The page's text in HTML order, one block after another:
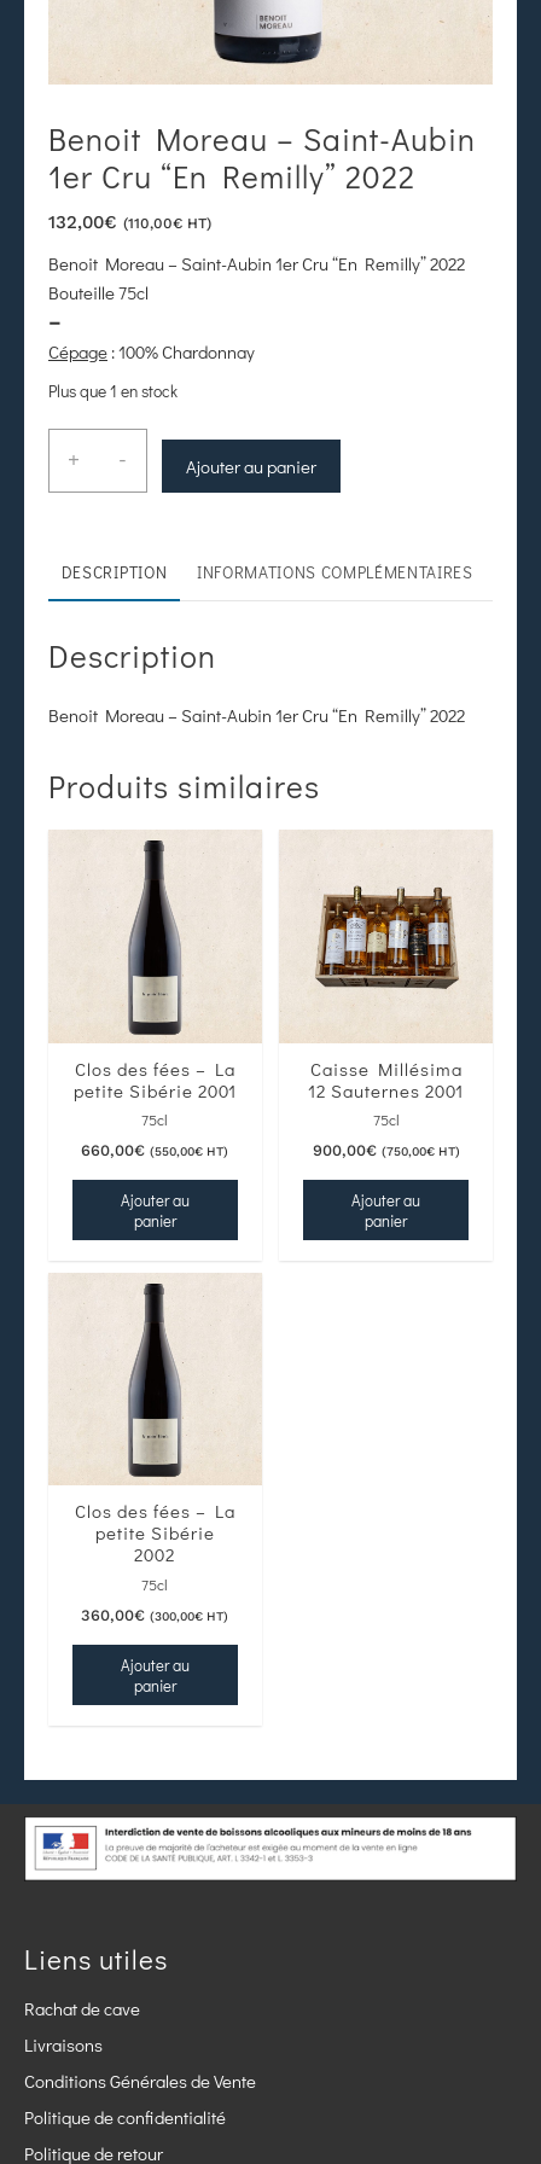
Benoit Moreau – Saint-Aubin
1er Cru “En Remilly” 2022
132,00€ (110,00€ HT)
Benoit Moreau – Saint-Aubin 1er Cru “En Remilly” 2022
Bouteille 75cl
–
Cépage : 100% Chardonnay
Plus que 1 en stock
+ - Ajouter au panier
DESCRIPTION INFORMATIONS COMPLÉMENTAIRES
Description
Benoit Moreau – Saint-Aubin 1er Cru “En Remilly” 2022
Produits similaires
Clos des fées – La
petite Sibérie 2001
75cl
660,00€ (550,00€ HT)
Ajouter au
panier
Caisse Millésima
12 Sauternes 2001
75cl
900,00€ (750,00€HT)
Ajouter au
panier
Clos des fées – La
petite Sibérie
2002
75cl
360,00€ (300,00€ HT)
Ajouter au
panier
Liens utiles
Rachat de cave
Livraisons
Conditions Générales de Vente
Politique de confidentialité
Politique de retour